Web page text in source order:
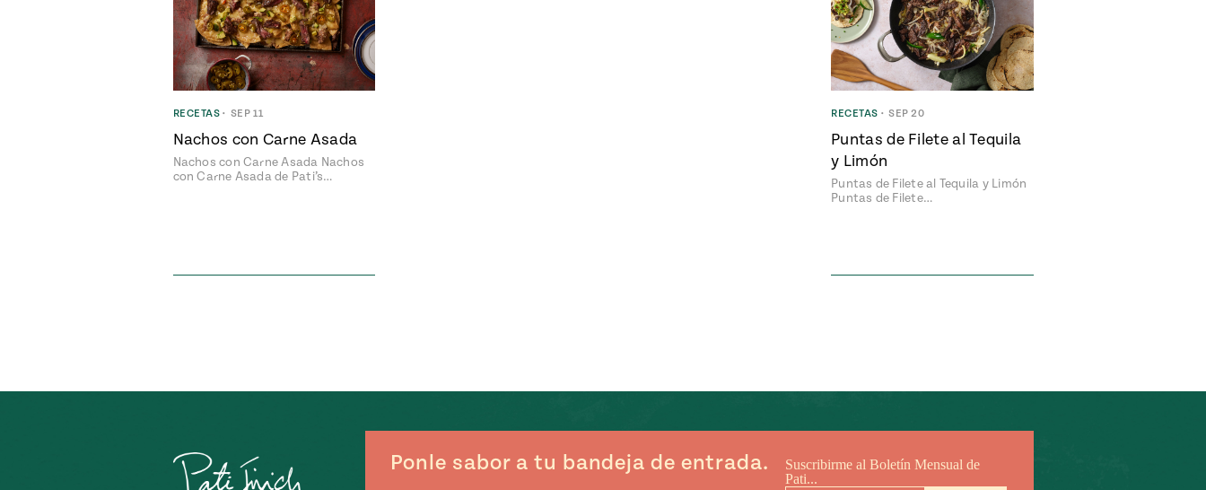
RECETAS • SEP 11
Nachos con Carne Asada
Nachos con Carne Asada Nachos
con Carne Asada de Pati’s…
RECETAS • SEP 20
Puntas de Filete al Tequila
y Limón
Puntas de Filete al Tequila y Limón
Puntas de Filete…
Ponle sabor a tu bandeja de entrada.